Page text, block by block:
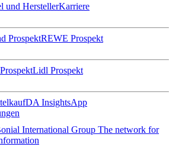
und HerstellerKarriere
ProspektREWE Prospekt
Lidl Prospekt
kaufDA InsightsApp
International Group The network for